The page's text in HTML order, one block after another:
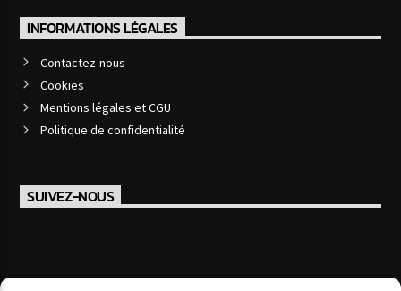
INFORMATIONS LÉGALES
Contactez-nous
Cookies
Mentions légales et CGU
Politique de confidentialité
SUIVEZ-NOUS